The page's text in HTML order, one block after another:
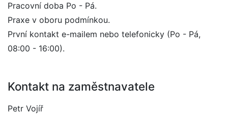
Pracovní doba Po - Pá.
Praxe v oboru podmínkou.
První kontakt e-mailem nebo telefonicky (Po - Pá,
08:00 - 16:00).
Kontakt na zaměstnavatele
Petr Vojíř